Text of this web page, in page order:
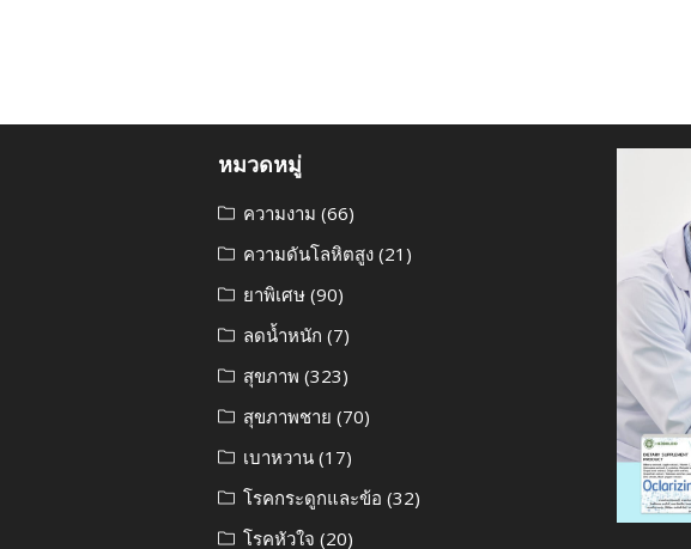
หมวดหมู่
ความงาม (66)
ความดันโลหิตสูง (21)
ยาพิเศษ (90)
ลดน้ำหนัก (7)
สุขภาพ (323)
สุขภาพชาย (70)
เบาหวาน (17)
โรคกระดูกและข้อ (32)
โรคหัวใจ (20)